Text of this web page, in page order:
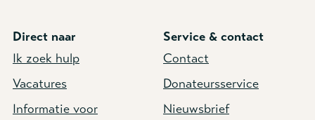
Direct naar
Ik zoek hulp
Vacatures
Informatie voor
Service & contact
Contact
Donateursservice
Nieuwsbrief